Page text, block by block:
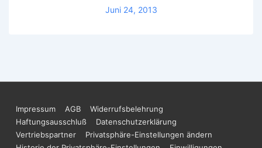
25
Rollfilm
Juni 24, 2013
Footer-
Menü
Impressum AGB
Widerrufsbelehrung
Haftungsausschluß
Datenschutzerklärung
Vertriebspartner
Privatsphäre-Einstellungen ändern